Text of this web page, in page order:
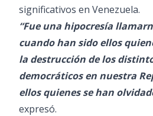
significativos en Venezuela.
“Fue una hipocresía
cuando han sido ellos
la destrucción de los
democráticos en nuestra
ellos quienes se han
expresó.